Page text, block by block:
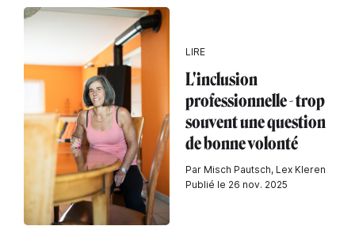
LIRE
L'inclusion
professionnelle - trop
souvent une question
de bonne volonté
Par Misch Pautsch, Lex Kleren
Publié le 26 nov. 2025